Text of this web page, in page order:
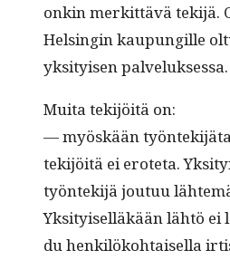
onkin merkit­tävä tek­i­jä.
Helsin­gin kaupungille
yksi­tyisen palveluksessa.
Mui­ta tek­i­jöitä on:
— myöskään
tek­i­jöitä ei erote­ta.
työn­tek­i­jä joutuu
Yksi­tyisel­läkään lähtö
du henkilöko­htaisel­la